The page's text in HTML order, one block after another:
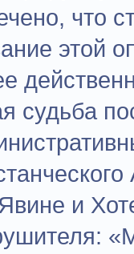
что
этой
судьба
и